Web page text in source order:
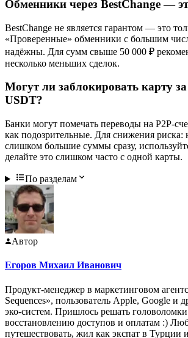
Обменники через BestChange —
BestChange не является гарантом — это
«Проверенные» обменники с большим
надёжны. Для сумм свыше 50 000 ₽
несколько меньших сделок.
Могут ли заблокировать карту
USDT?
Банки могут помечать переводы на P2P-
как подозрительные. Для снижения риска:
слишком большие суммы сразу,
делайте это слишком часто с одной карты.
По разделам
Автор
Егоров Михаил Иванович
Продукт-менеджер в маркетинговом
Sequences», пользователь Apple, Google и
эко-систем. Пришлось решать
восстановлению доступов и оплатам :)
путешествовать, жил как экспат в Турции